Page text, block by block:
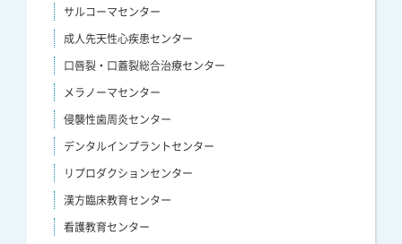
サルコーマセンター
成人先天性心疾患センター
口唇裂・口蓋裂総合治療センター
メラノーマセンター
侵襲性歯周炎センター
デンタルインプラントセンター
リプロダクションセンター
漢方臨床教育センター
看護教育センター